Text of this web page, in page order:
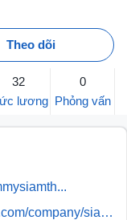
Theo dõi
32
lương
0
Phỏng vấn
company/siam-